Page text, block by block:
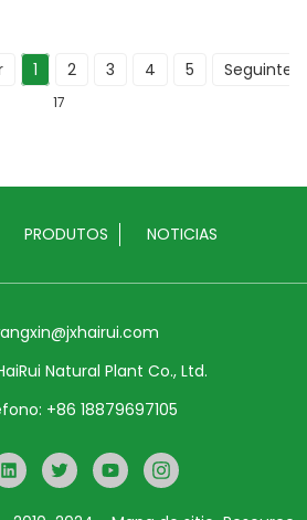
1 2 3 4 5 Seguinte
17
PRODUTOS NOTICIAS
Natural Plant Co., Ltd.
+86 18879697105